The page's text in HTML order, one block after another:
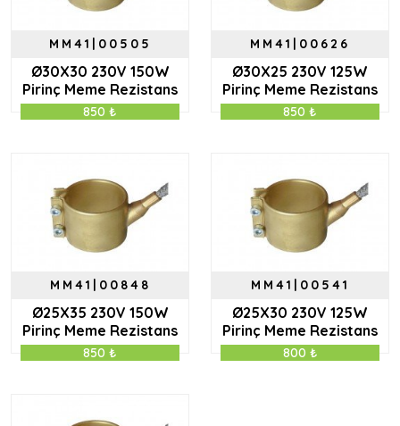
MM41|00505
Ø30X30 230V 150W
Pirinç Meme Rezistans
850 ₺
MM41|00626
Ø30X25 230V 125W
Pirinç Meme Rezistans
850 ₺
MM41|00848
Ø25X35 230V 150W
Pirinç Meme Rezistans
850 ₺
MM41|00541
Ø25X30 230V 125W
Pirinç Meme Rezistans
800 ₺